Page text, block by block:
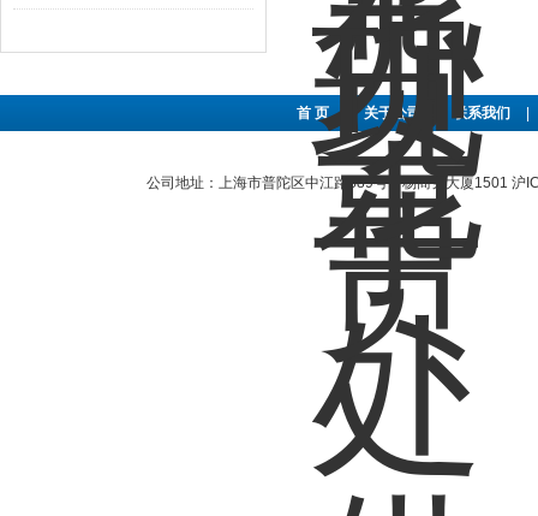
首 页 关于公司 联系我们
公司地址：上海市普陀区中江路889号曹杨商务大厦1501 沪